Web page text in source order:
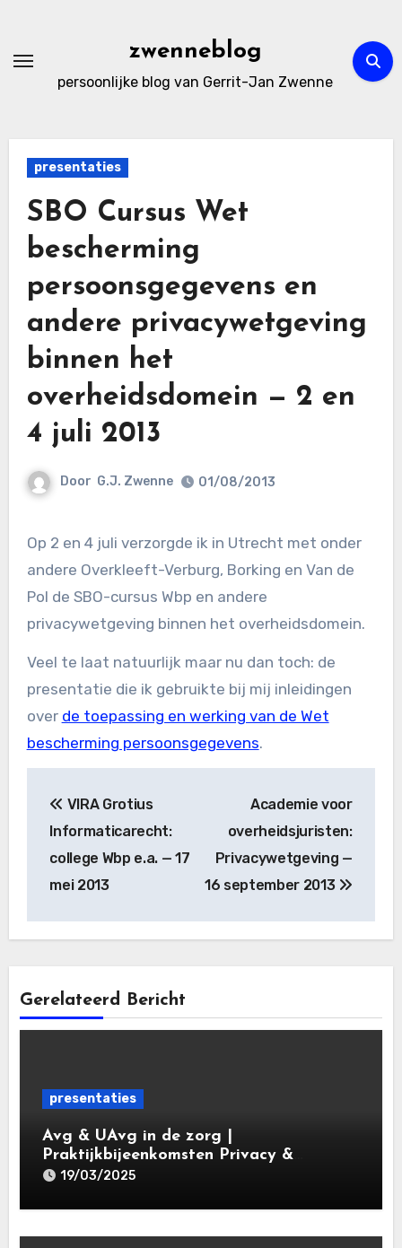
de
zwenneblog
persoonlijke blog van Gerrit-Jan Zwenne
presentaties
SBO Cursus Wet
bescherming
persoonsgegevens en
andere privacywetgeving
binnen het
overheidsdomein — 2 en
4 juli 2013
Door G.J. Zwenne 01/08/2013
Op 2 en 4 juli verzorgde ik in Utrecht met onder
andere Overkleeft-Verburg, Borking en Van de
Pol de SBO-cursus Wbp en andere
privacywetgeving binnen het overheidsdomein.
Veel te laat natuurlijk maar nu dan toch: de
presentatie die ik gebruikte bij mij inleidingen
over de toepassing en werking van de Wet
bescherming persoonsgegevens.
navigatie
VIRA Grotius
Informaticarecht:
college Wbp e.a. — 17
mei 2013
Academie voor
overheidsjuristen:
Privacywetgeving —
16 september 2013
Gerelateerd Bericht
presentaties
Avg & UAvg in de zorg |
Praktijkbijeenkomsten Privacy &
Gegevensbescherming in de Zorg 2025 |
19/03/2025